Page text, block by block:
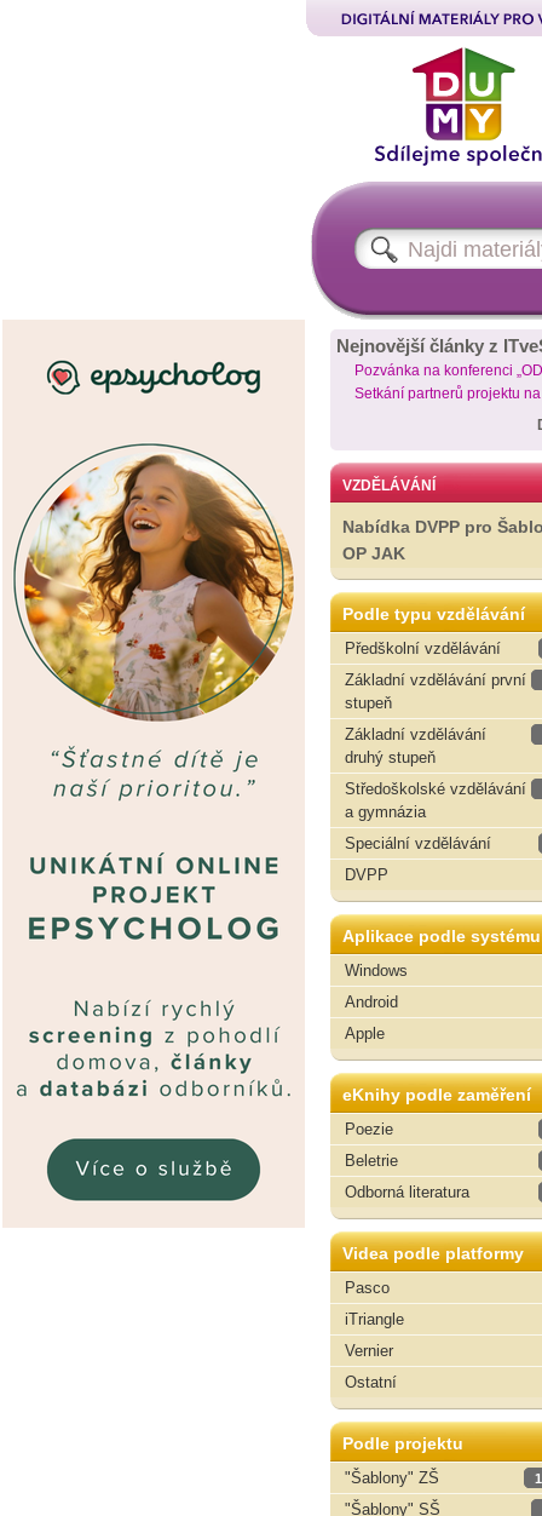
Nejnovější články z
Pozvánka na konferenci
Setkání partnerů projektu
VZDĚLÁVÁNÍ
Nabídka DVPP pro
OP JAK
Podle typu vzdělávání
Předškolní vzdělávání
Základní vzdělávání první
stupeň
Základní vzdělávání
druhý stupeň
Středoškolské vzdělávání
a gymnázia
Speciální vzdělávání
DVPP
Aplikace podle systému
Windows
Android
Apple
eKnihy podle zaměření
Poezie
Beletrie
Odborná literatura
Videa podle platformy
Pasco
iTriangle
Vernier
Ostatní
Podle projektu
"Šablony" ZŠ
"Šablony" SŠ